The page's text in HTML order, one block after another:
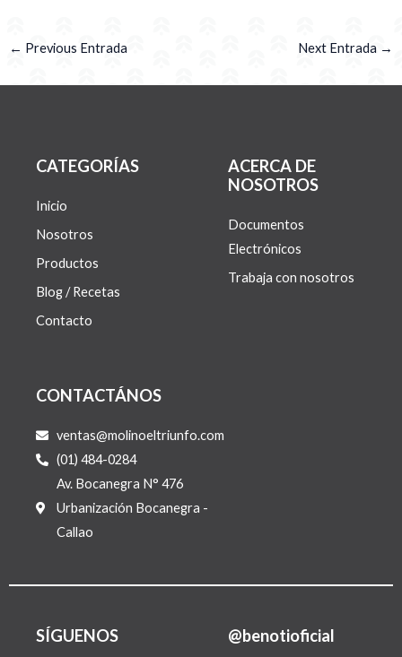
← Previous Entrada Next Entrada →
CATEGORÍAS
Inicio
Nosotros
Productos
Blog / Recetas
Contacto
ACERCA DE
NOSOTROS
Documentos
Electrónicos
Trabaja con nosotros
CONTACTÁNOS
ventas@molinoeltriunfo.com
(01) 484-0284
Av. Bocanegra N° 476
Urbanización Bocanegra -
Callao
SÍGUENOS @benotioficial